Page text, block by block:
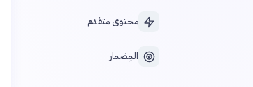
محتوى متقدم
المِضمار